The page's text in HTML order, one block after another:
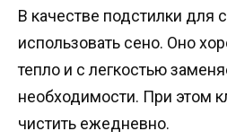
В качестве подстилки для
использовать сено. Оно
тепло и с легкостью
необходимости. При этом
чистить ежедневно.